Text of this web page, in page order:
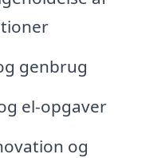
genbrug
el-opgaver
og